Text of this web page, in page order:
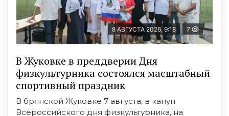
8 АВГУСТА 2026, 9:18 7
В Жуковке в преддверии Дня
физкультурника состоялся масштабный
спортивный праздник
В брянской Жуковке 7 августа, в канун
Всероссийского дня физкультурника, на